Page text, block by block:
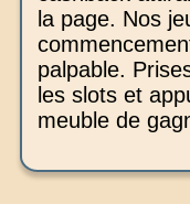
la page. Nos
palpable.
les slots et
meuble de